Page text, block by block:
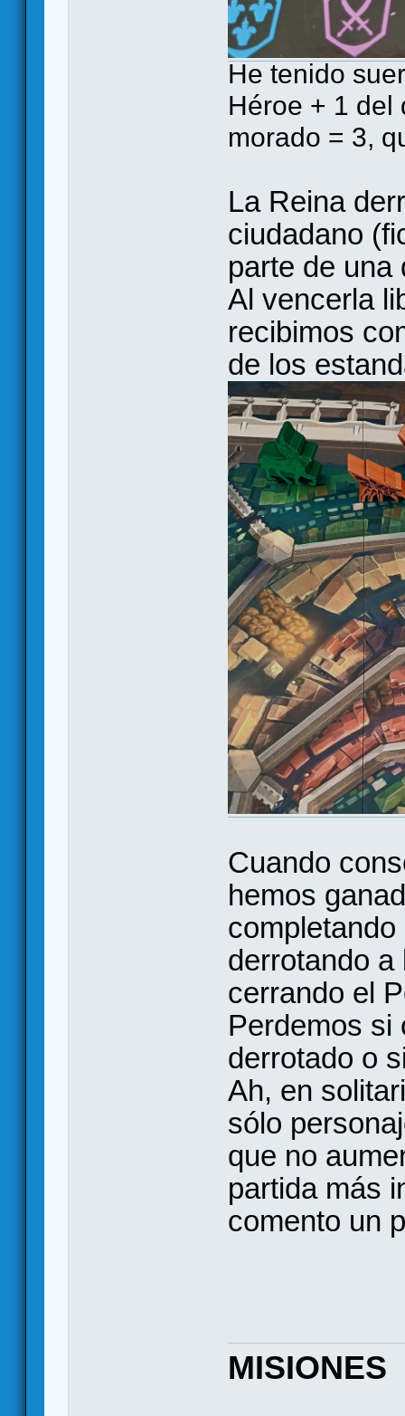
He tenido
Héroe + 1 del
morado = 3,
La Reina
ciudadano
parte de una
Al vencerla
recibimos
de los
Cuando
hemos
derrotando
cerrando el
Perdemos si
derrotado o
Ah, en
sólo
que no
partida más
comento un
MISIONES